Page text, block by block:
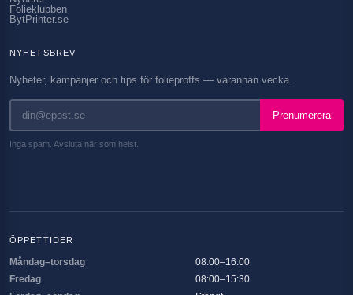
Folieklubben
BytPrinter.se
NYHETSBREV
Nyheter, kampanjer och tips för folieproffs — varannan vecka.
Prenumerera
Inga spam. Avsluta när som helst.
ÖPPETTIDER
Måndag–torsdag
08:00–16:00
Fredag
08:00–15:30